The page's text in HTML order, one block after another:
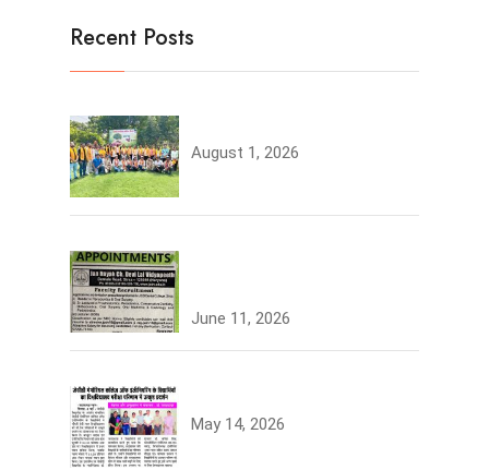
Recent Posts
August 1, 2026
June 11, 2026
May 14, 2026